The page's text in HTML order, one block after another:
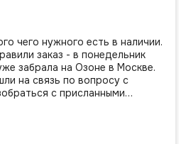
чего нужного есть в наличии.
заказ - в понедельник
забрала на Озоне в Москве.
на связь по вопросу с
с присланными
приятно. Спасибо